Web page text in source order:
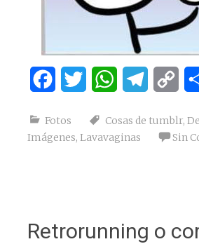
FacebookTwitter WhatsApp
Fotos Cosas de tumblr,
Imágenes, Lavavaginas Sin
Retrorunning o